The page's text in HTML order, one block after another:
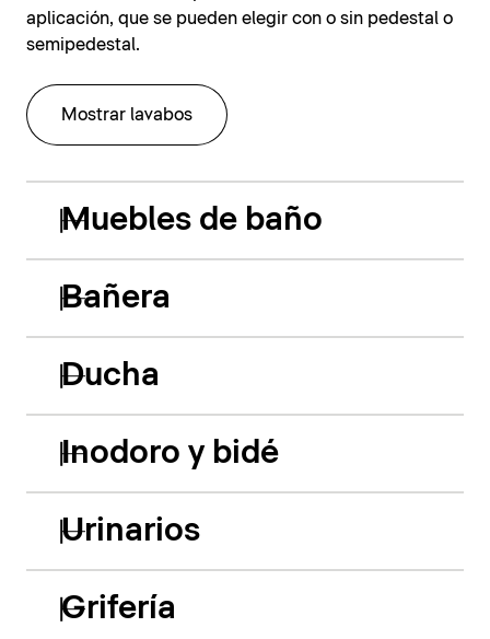
aplicación, que se pueden elegir con o sin pedestal o
semipedestal.
Mostrar lavabos
Muebles de baño
Bañera
Ducha
Inodoro y bidé
Urinarios
Grifería